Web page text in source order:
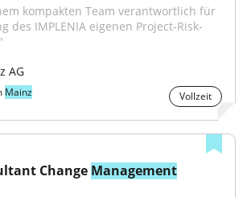
kompakten Team verantwortlich für
des IMPLENIA eigenen Project-Risk-
AG
Mainz Vollzeit
Change Management